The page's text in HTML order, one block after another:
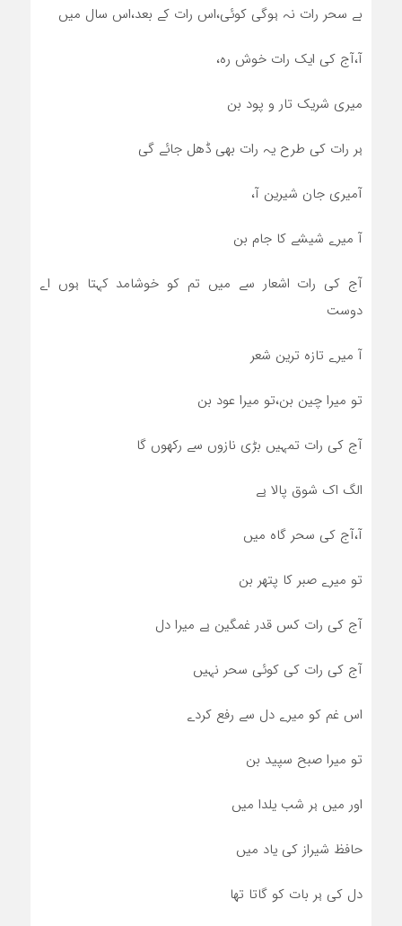
بے سحر رات نہ ہوگی کوئی،اس رات کے بعد،اس سال میں
آ،آج کی ایک رات خوش رہ،
میری شریک تار و پود بن
ہر رات کی طرح یہ رات بھی ڈھل جائے گی
آمیری جان شیرین آ،
آ میرے شیشے کا جام بن
آج کی رات اشعار سے میں تم کو خوشامد کہتا ہوں اے
دوست
آ میرے تازہ ترین شعر
تو میرا چین بن،تو میرا عود بن
آج کی رات تمہیں بڑی نازوں سے رکھوں گا
الگ اک شوق پالا ہے
آ،آج کی سحر گاہ میں
تو میرے صبر کا پتھر بن
آج کی رات کس قدر غمگین ہے میرا دل
آج کی رات کی کوئی سحر نہیں
اس غم کو میرے دل سے رفع کردے
تو میرا صبح سپید بن
اور میں ہر شب یلدا میں
حافظ شیراز کی یاد میں
دل کی ہر بات کو گاتا تھا